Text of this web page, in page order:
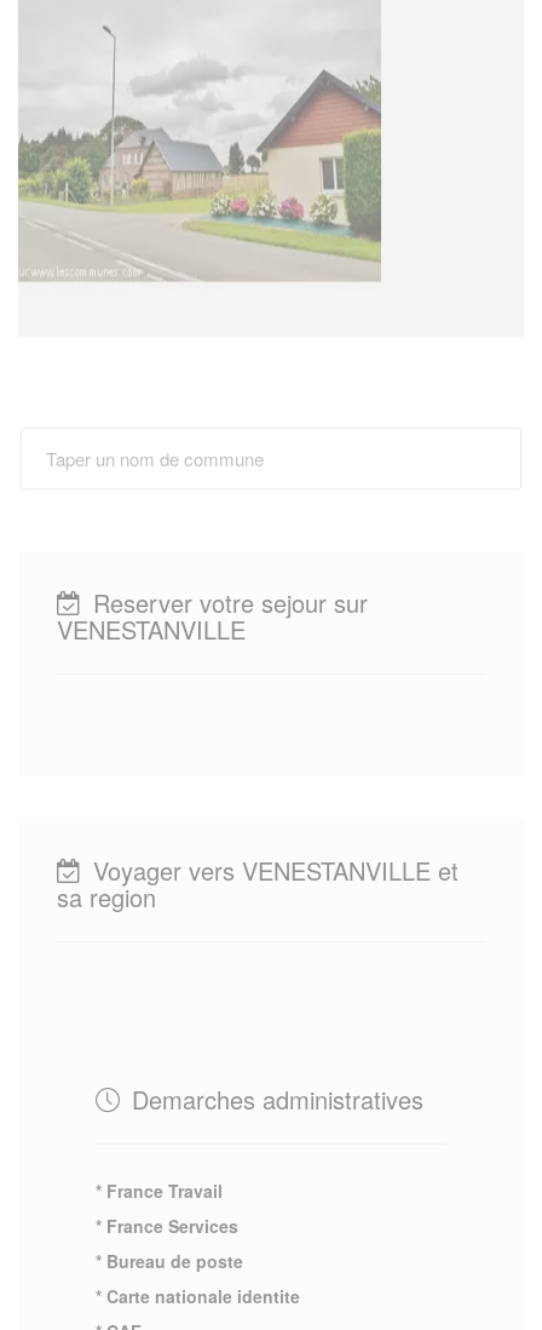
Reserver votre sejour sur
VENESTANVILLE
Voyager vers VENESTANVILLE et
sa region
Demarches administratives
* France Travail
* France Services
* Bureau de poste
* Carte nationale identite